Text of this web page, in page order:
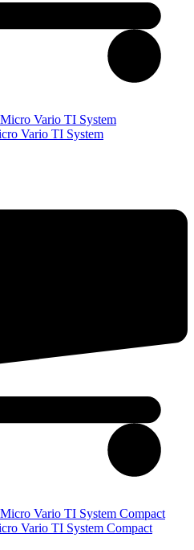
Vario TI System
Vario TI System Compact